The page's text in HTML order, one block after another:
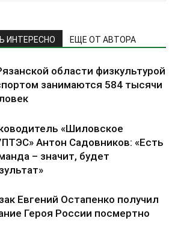
ИНТЕРЕСНО ЕЩЕ ОТ АВТОРА
области физкультурой
занимаются 584 тысячи
«Шиловское
Антон Садовников: «Есть
– значит, будет
Евгений Остапенко получил
Героя России посмертно